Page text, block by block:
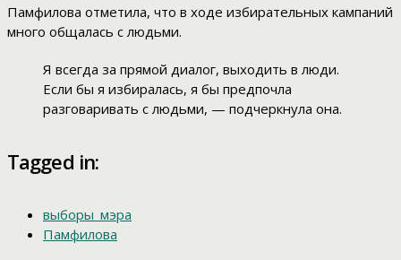
Памфилова отметила, что в ходе избирательных кампаний
много общалась с людьми.
Я всегда за прямой диалог, выходить в люди.
Если бы я избиралась, я бы предпочла
разговаривать с людьми, — подчеркнула она.
Tagged in:
выборы_мэра
Памфилова